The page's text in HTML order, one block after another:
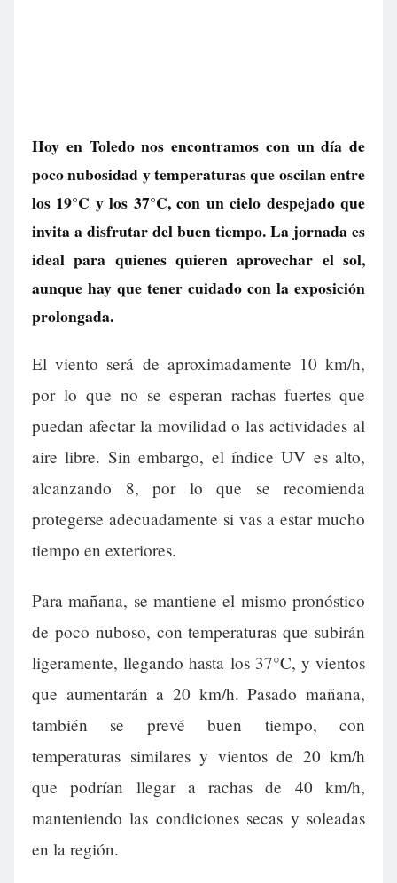
Hoy en Toledo nos encontramos con un día de
poco nubosidad y temperaturas que oscilan entre
los 19°C y los 37°C, con un cielo despejado que
invita a disfrutar del buen tiempo. La jornada es
ideal para quienes quieren aprovechar el sol,
aunque hay que tener cuidado con la exposición
prolongada.
El viento será de aproximadamente 10 km/h,
por lo que no se esperan rachas fuertes que
puedan afectar la movilidad o las actividades al
aire libre. Sin embargo, el índice UV es alto,
alcanzando 8, por lo que se recomienda
protegerse adecuadamente si vas a estar mucho
tiempo en exteriores.
Para mañana, se mantiene el mismo pronóstico
de poco nuboso, con temperaturas que subirán
ligeramente, llegando hasta los 37°C, y vientos
que aumentarán a 20 km/h. Pasado mañana,
también se prevé buen tiempo, con
temperaturas similares y vientos de 20 km/h
que podrían llegar a rachas de 40 km/h,
manteniendo las condiciones secas y soleadas
en la región.